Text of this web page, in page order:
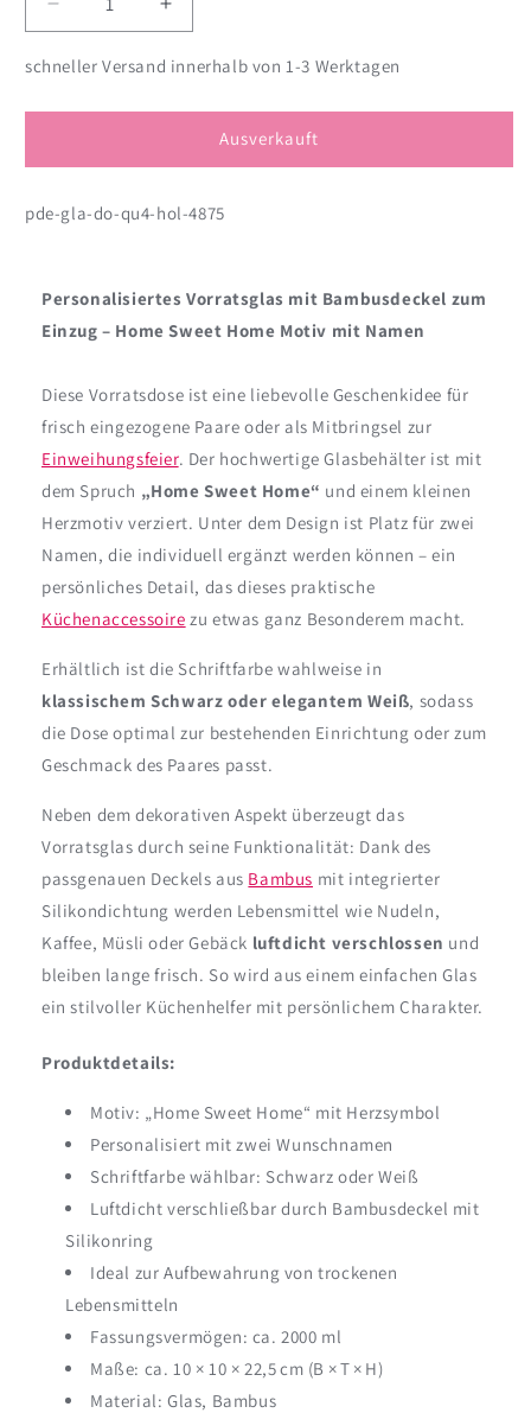
Verringere
die
Menge
Vorratsglas
Sweet
mit
Einzugsgeschenk
mit
Namen
Erhöhe
die
Menge
Vorratsglas
Home
Sweet
mit
Einzugsgeschenk
mit
Namen
schneller Versand innerhalb von 1-3 Werktagen
Ausverkauft
pde-gla-do-qu4-hol-4875
Personalisiertes Vorratsglas mit Bambusdeckel zum
Einzug – Home Sweet Home Motiv mit Namen
Diese Vorratsdose ist eine liebevolle Geschenkidee für
frisch eingezogene Paare oder als Mitbringsel zur
Einweihungsfeier. Der hochwertige Glasbehälter ist mit
dem Spruch „Home Sweet Home“ und einem kleinen
Herzmotiv verziert. Unter dem Design ist Platz für zwei
Namen, die individuell ergänzt werden können – ein
persönliches Detail, das dieses praktische
Küchenaccessoire zu etwas ganz Besonderem macht.
Erhältlich ist die Schriftfarbe wahlweise in
klassischem Schwarz oder elegantem Weiß, sodass
die Dose optimal zur bestehenden Einrichtung oder zum
Geschmack des Paares passt.
Neben dem dekorativen Aspekt überzeugt das
Vorratsglas durch seine Funktionalität: Dank des
passgenauen Deckels aus Bambus mit integrierter
Silikondichtung werden Lebensmittel wie Nudeln,
Kaffee, Müsli oder Gebäck luftdicht verschlossen und
bleiben lange frisch. So wird aus einem einfachen Glas
ein stilvoller Küchenhelfer mit persönlichem Charakter.
Produktdetails:
Motiv: „Home Sweet Home“ mit Herzsymbol
Personalisiert mit zwei Wunschnamen
Schriftfarbe wählbar: Schwarz oder Weiß
Luftdicht verschließbar durch Bambusdeckel mit
Silikonring
Ideal zur Aufbewahrung von trockenen
Lebensmitteln
Fassungsvermögen: ca. 2000 ml
Maße: ca. 10 × 10 × 22,5 cm (B × T × H)
Material: Glas, Bambus